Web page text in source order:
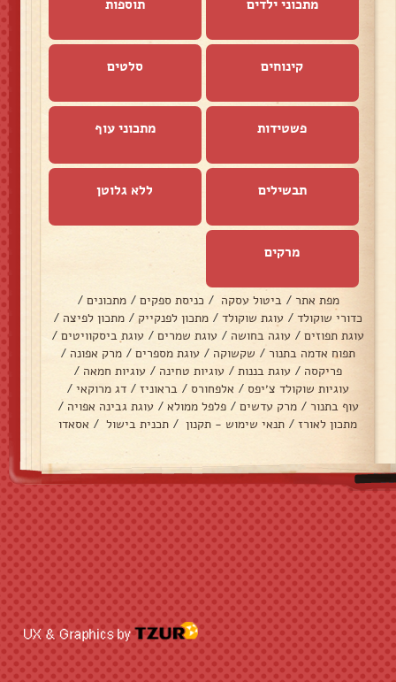
מתכוני ילדים תוספות
קינוחים סלטים
פשטידות מתכוני עוף
תבשילים ללא גלוטן
מרקים
מפת אתר / ביטול עסקה / כניסת ספקים / מתכונים /
כדורי שוקולד / עוגת שוקולד / מתכון לפנקייק / מתכון לפיצה /
עוגת תפוזים / עוגה בחושה / עוגת שמרים / עוגת ביסקוויטים /
תפוח אדמה בתנור / שקשוקה / עוגת מספרים / מרק אפונה /
פריקסה / עוגת בננות / עוגיות טחינה / עוגיות חמאה /
עוגיות שוקולד צ׳יפס / אלפחורס / בראוניז / דג מרוקאי /
עוף בתנור / מרק עדשים / פלפל ממולא / עוגת גבינה אפויה /
מתכון לאורז / תנאי שימוש - תקנון / תכנית בישול / אסאדו